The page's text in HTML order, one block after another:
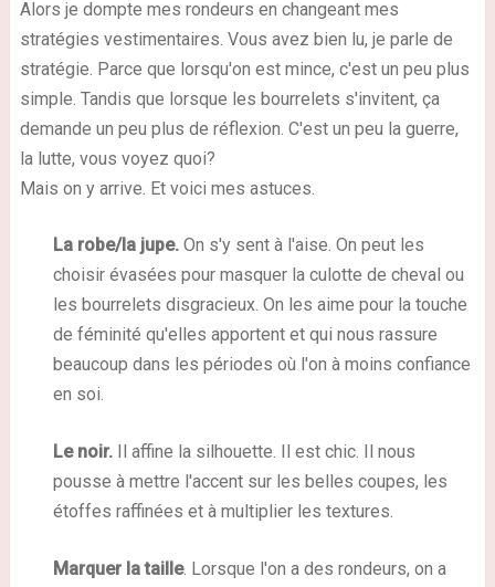
Alors je dompte mes rondeurs en changeant mes
stratégies vestimentaires. Vous avez bien lu, je parle de
stratégie. Parce que lorsqu'on est mince, c'est un peu plus
simple. Tandis que lorsque les bourrelets s'invitent, ça
demande un peu plus de réflexion. C'est un peu la guerre,
la lutte, vous voyez quoi?
Mais on y arrive. Et voici mes astuces.
La robe/la jupe.On s'y sent à l'aise. On peut les
choisir évasées pour masquer la culotte de cheval ou
les bourrelets disgracieux. On les aime pour la touche
de féminité qu'elles apportent et qui nous rassure
beaucoup dans les périodes où l'on à moins confiance
en soi.
Le noir.Il affine la silhouette. Il est chic. Il nous
pousse à mettre l'accent sur les belles coupes, les
étoffes raffinées et à multiplier les textures.
Marquer la taille. Lorsque l'on a des rondeurs, on a